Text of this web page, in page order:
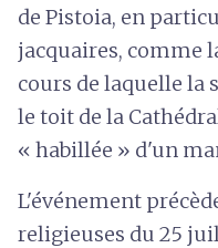
de Pistoia, en
jacquaires, comme
cours de laquelle la
le toit de la
« habillée » d'un
L'événement
religieuses du 25